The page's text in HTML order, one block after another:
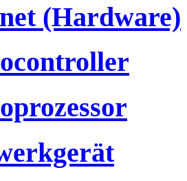
(Hardware)